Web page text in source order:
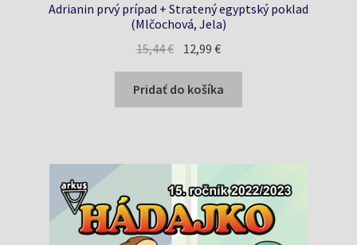
Adrianin prvý prípad + Stratený egyptský poklad
(Mlčochová, Jela)
15,44€ Pôvodná
cena
bola:
15,44 €.
12,99€Aktuálna
cena
je:
12,99 €.
Pridať do košíka